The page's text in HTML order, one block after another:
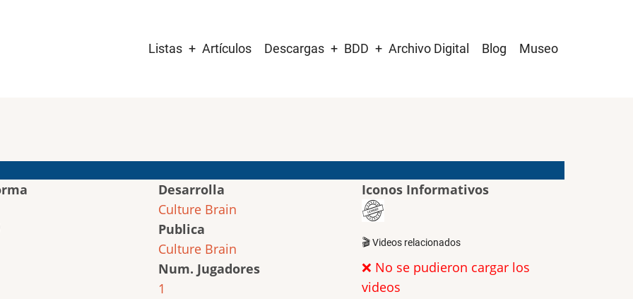
navigation
Listas Artículos Descargas BDD Archivo Digital Blog Museo
Desarrolla
Culture Brain
Publica
Culture Brain
Num. Jugadores
1
Iconos Informativos
🎬 Videos relacionados
❌ No se pudieron cargar los
videos